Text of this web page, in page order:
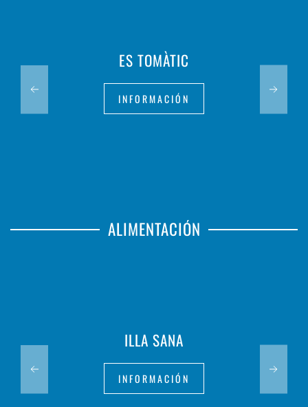
ES TOMÀTIC
INFORMACIÓN
ALIMENTACIÓN
ILLA SANA
INFORMACIÓN